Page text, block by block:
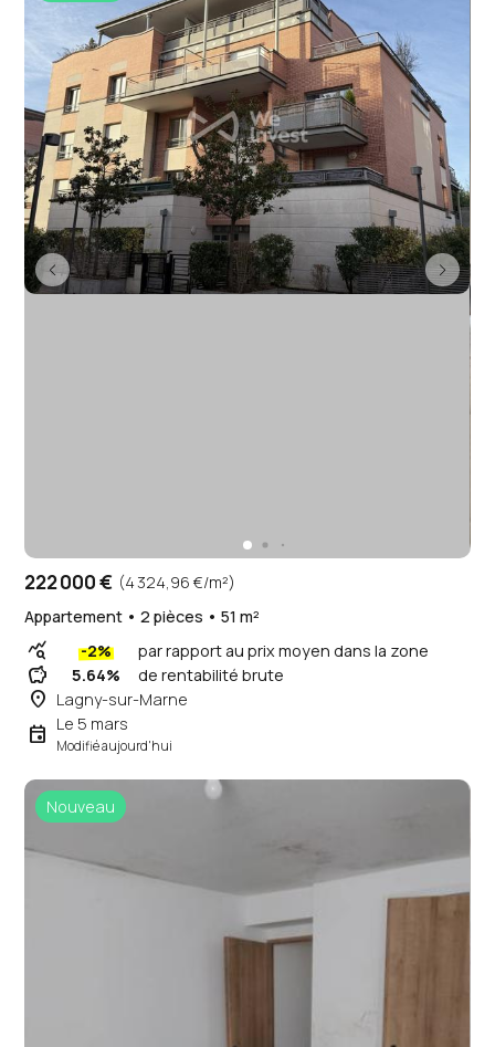
222 000 € (4 324,96 €/m²)
Appartement • 2 pièces • 51 m²
query_stats -2% par rapport au prix moyen dans la zone
savings 5.64% de rentabilité brute
place Lagny-sur-Marne
event Le 5 mars
Modifié aujourd'hui
Nouveau